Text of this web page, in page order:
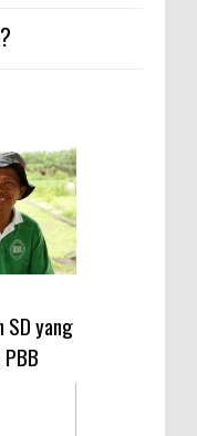
SD yang